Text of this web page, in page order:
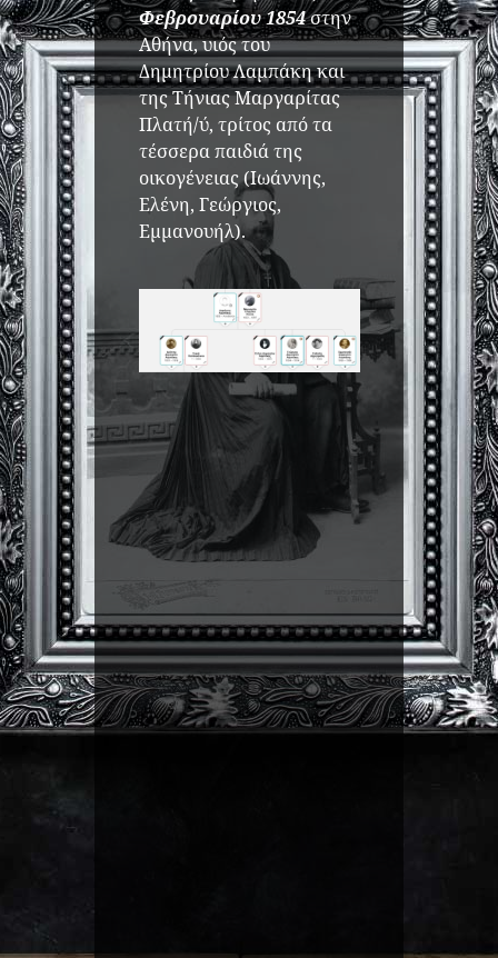
από
Φεβρουαρίου 1854στην
Αθήνα, υιός του
Δημητρίου Λαμπάκη και
της Τήνιας Μαργαρίτας
Πλατή/ύ, τρίτος από τα
τέσσερα παιδιά της
οικογένειας (Ιωάννης,
Ελένη, Γεώργιος,
Εμμανουήλ).